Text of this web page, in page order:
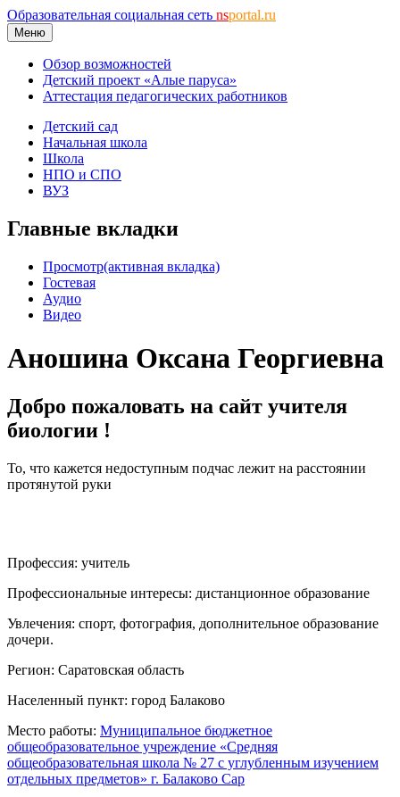
Образовательная социальная сеть nsportal.ru
Меню
Обзор возможностей
Детский проект «Алые паруса»
Аттестация педагогических работников
Детский сад
Начальная школа
Школа
НПО и СПО
ВУЗ
Главные вкладки
Просмотр(активная вкладка)
Гостевая
Аудио
Видео
Аношина Оксана Георгиевна
Добро пожаловать на сайт учителя
биологии !
То, что кажется недоступным подчас лежит на расстоянии
протянутой руки
Профессия: учитель
Профессиональные интересы: дистанционное образование
Увлечения: спорт, фотография, дополнительное образование
дочери.
Регион: Саратовская область
Населенный пункт: город Балаково
Место работы: Муниципальное бюджетное
общеобразовательное учреждение «Средняя
общеобразовательная школа № 27 c углубленным изучением
отдельных предметов» г. Балаково Сар